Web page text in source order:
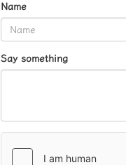
Name
Say something